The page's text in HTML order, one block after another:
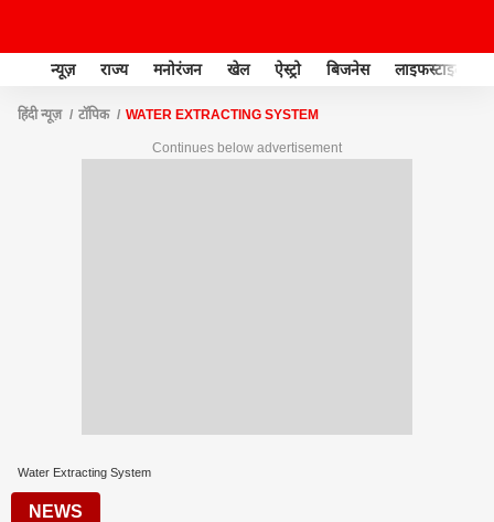
न्यूज़ राज्य मनोरंजन खेल ऐस्ट्रो बिजनेस लाइफस्टाइल
हिंदी न्यूज़ टॉपिक WATER EXTRACTING SYSTEM
Continues below advertisement
Water Extracting System
NEWS